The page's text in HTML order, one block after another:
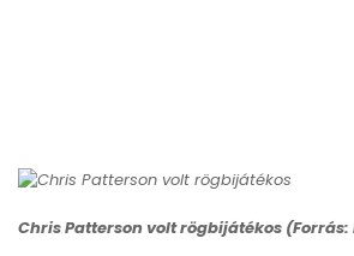
Chris Patterson volt rögbijátékos